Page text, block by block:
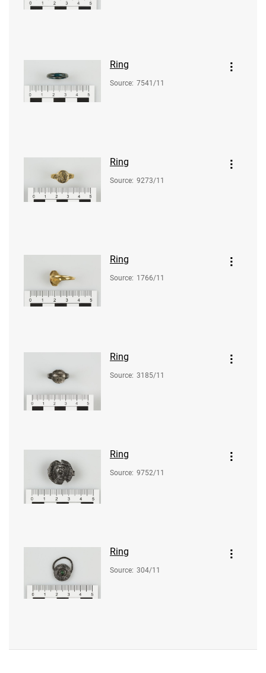
Ring
Source: 7541/11
Ring
Source: 9273/11
Ring
Source: 1766/11
Ring
Source: 3185/11
Ring
Source: 9752/11
Ring
Source: 304/11